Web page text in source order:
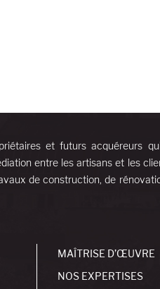
et futurs acquéreurs
entre les artisans et les
de construction, de
MAÎTRISE D’ŒUVRE
NOS EXPERTISES